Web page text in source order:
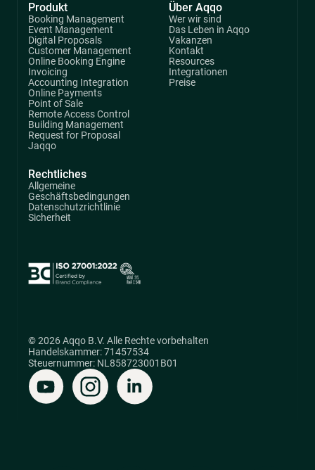
Produkt
Booking Management
Event Management
Digital Proposals
Customer Management
Online Booking Engine
Invoicing
Accounting Integration
Online Payments
Point of Sale
Remote Access Control
Building Management
Request for Proposal
Jaqqo
Über Aqqo
Wer wir sind
Das Leben in Aqqo
Vakanzen
Kontakt
Resources
Integrationen
Preise
Rechtliches
Allgemeine
Geschäftsbedingungen
Datenschutzrichtlinie
Sicherheit
© 2026 Aqqo B.V. Alle Rechte vorbehalten
Handelskammer: 71457534
Steuernummer: NL858723001B01